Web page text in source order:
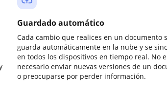
Guardado automático
Cada cambio que realices en un documento
guarda automáticamente en la nube y se
en todos los dispositivos en tiempo real. No
necesario enviar nuevas versiones de un
o preocuparse por perder información.